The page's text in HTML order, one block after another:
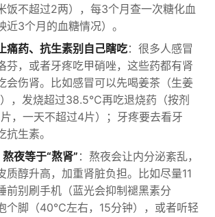
饭不超过2两），每3个月查一次糖化血
近3个月的血糖情况）。
痛药、抗生素别自己瞎吃：很多人感冒
芬，或者牙疼吃甲硝唑，这些药都有肾
会伤肾。比如感冒可以先喝姜茶（生姜
，发烧超过38.5℃再吃退烧药（按剂
，一天不超过4片）；牙疼要去看牙
抗生素。
夜等于“熬肾” ：熬夜会让内分泌紊乱，
质醇升高，加重肾脏负担。比如尽量11
前别刷手机（蓝光会抑制褪黑素分
个脚（40℃左右，15分钟），或者听轻